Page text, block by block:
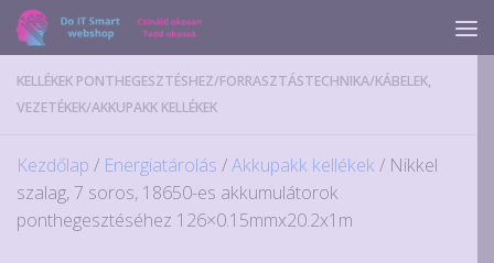
Skip to content
KELLÉKEK PONTHEGESZTÉSHEZ/FORRASZTÁSTECHNIKA/KÁBELEK,
VEZETÉKEK/AKKUPAKK KELLÉKEK
Kezdőlap / Energiatárolás /Akkupakk kellékek / Nikkel
szalag, 7 soros, 18650-es akkumulátorok
ponthegesztéséhez 126×0.15mmx20.2x1m